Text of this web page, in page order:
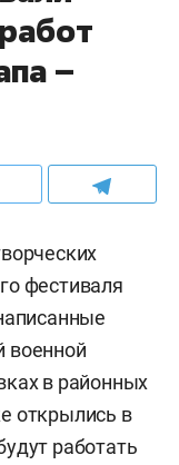
–
фестиваля
военной
в районных
открылись в
работать